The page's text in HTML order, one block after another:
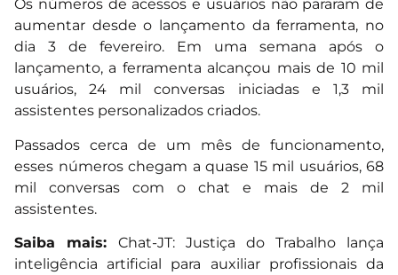
Os números de acessos e usuários não pararam de
aumentar desde o lançamento da ferramenta, no
dia 3 de fevereiro. Em uma semana após o
lançamento, a ferramenta alcançou mais de 10 mil
usuários, 24 mil conversas iniciadas e 1,3 mil
assistentes personalizados criados.
Passados cerca de um mês de funcionamento,
esses números chegam a quase 15 mil usuários, 68
mil conversas com o chat e mais de 2 mil
assistentes.
Saiba mais: Chat-JT: Justiça do Trabalho lança
inteligência artificial para auxiliar profissionais da